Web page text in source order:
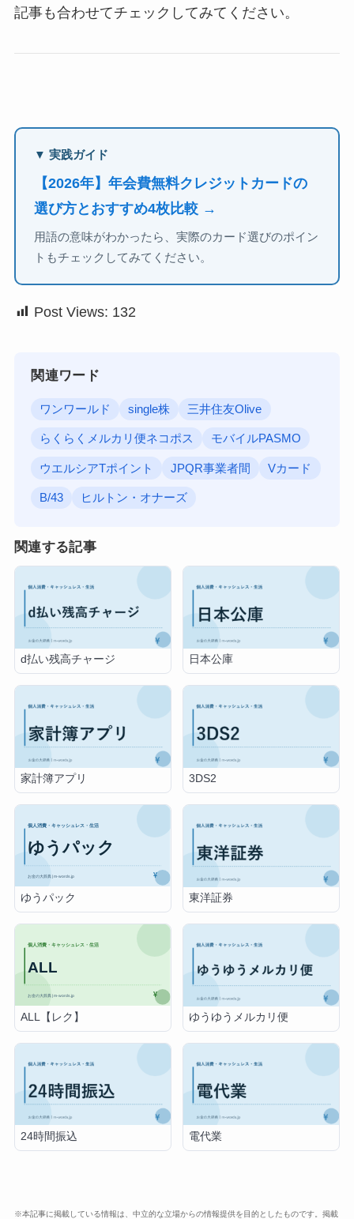
記事も合わせてチェックしてみてください。
▼ 実践ガイド
【2026年】年会費無料クレジットカードの
選び方とおすすめ4枚比較 →
用語の意味がわかったら、実際のカード選びのポイン
トもチェックしてみてください。
Post Views: 132
関連ワード
ワンワールド single株 三井住友Olive
らくらくメルカリ便ネコポス モバイルPASMO
ウエルシアTポイント JPQR事業者間 Vカード
B/43 ヒルトン・オナーズ
関連する記事
d払い残高チャージ 日本公庫
家計簿アプリ 3DS2
ゆうパック 東洋証券
ALL【レク】 ゆうゆうメルカリ便
24時間振込 電代業
※本記事に掲載している情報は、中立的な立場からの情報提供を目的としたものです。掲載